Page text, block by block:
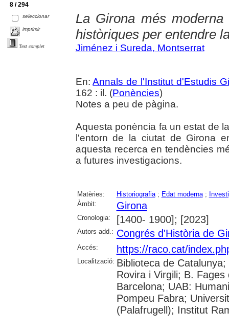
8 / 294
seleccionar
imprimir
Text complet
La Girona més
històriques per entendre
Jiménez i Sureda, Montserrat
En:Annals de l'Institut d'Estudis
162 : il. (Ponències)
Notes a peu de pàgina.
Aquesta ponència fa un estat de
l'entorn de la ciutat de Girona
aquesta recerca en tendències
a futures investigacions.
Matèries: Historiografia; Edat moderna;
Àmbit:
Girona
Cronologia: [1400- 1900]; [2023]
Autors add.: Congrés d'Història de
Accés: https://raco.cat/
Localització: Biblioteca de
Rovira i Virgili; B.
Barcelona; UAB:
Pompeu Fabra;
(Palafrugell); Institut